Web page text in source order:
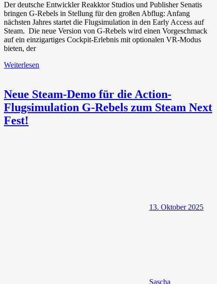
Der deutsche Entwickler Reakktor Studios und Publisher Senatis
bringen G-Rebels in Stellung für den großen Abflug: Anfang
nächsten Jahres startet die Flugsimulation in den Early Access auf
Steam. ​ Die neue Version von G-Rebels wird einen Vorgeschmack
auf ein einzigartiges Cockpit-Erlebnis mit optionalen VR-Modus
bieten, der
Weiterlesen
Neue Steam-Demo für die Action-
Flugsimulation G-Rebels zum Steam Next
Fest!
13. Oktober 2025
Sascha